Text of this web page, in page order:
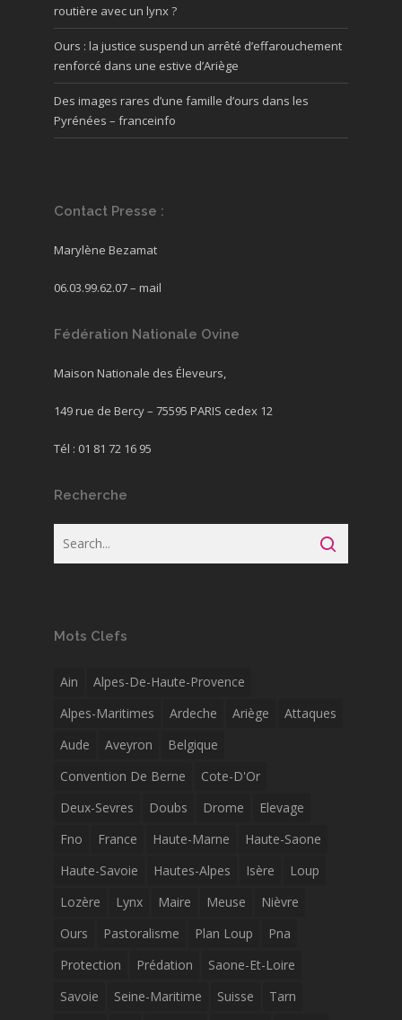
routière avec un lynx ?
Ours : la justice suspend un arrêté d’effarouchement
renforcé dans une estive d’Ariège
Des images rares d’une famille d’ours dans les
Pyrénées – franceinfo
Contact Presse :
Marylène Bezamat
06.03.99.62.07 – mail
Fédération Nationale Ovine
Maison Nationale des Éleveurs,
149 rue de Bercy – 75595 PARIS cedex 12
Tél : 01 81 72 16 95
Recherche
Mots Clefs
Ain
Alpes-De-Haute-Provence
Alpes-Maritimes
Ardeche Ariège
Attaques
Aude
Aveyron
Belgique
Convention De Berne
Cote-D'Or
Deux-Sevres
Doubs Drome
Elevage
Fno
France Haute-Marne
Haute-Saone
Haute-Savoie
Hautes-Alpes Isère
Loup
Lozère
Lynx Maire Meuse
Nièvre
Ours
Pastoralisme Plan Loup
Pna
Protection
Prédation
Saone-Et-Loire
Savoie
Seine-Maritime Suisse
Tarn